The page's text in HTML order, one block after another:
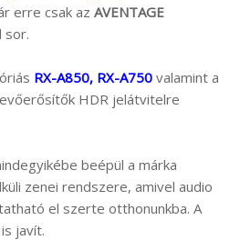
erre csak az AVENTAGE
sor.
RX-A850, RX-A750 valamint a
HDR jelátvitelre
beépül a márka
zenei rendszere, amivel audio
el szerte otthonunkba. A
javít.